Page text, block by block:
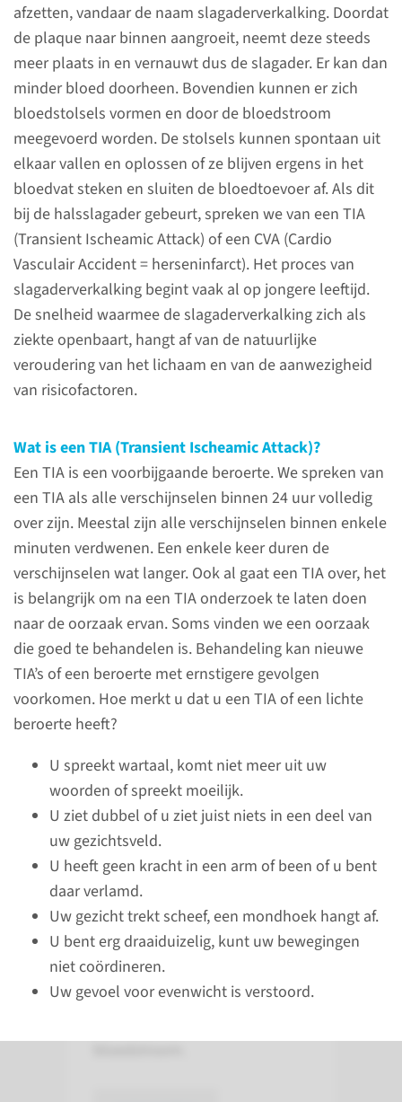
afzetten, vandaar de naam slagaderverkalking. Doordat
de plaque naar binnen aangroeit, neemt deze steeds
meer plaats in en vernauwt dus de slagader. Er kan dan
minder bloed doorheen. Bovendien kunnen er zich
bloedstolsels vormen en door de bloedstroom
meegevoerd worden. De stolsels kunnen spontaan uit
elkaar vallen en oplossen of ze blijven ergens in het
bloedvat steken en sluiten de bloedtoevoer af. Als dit
bij de halsslagader gebeurt, spreken we van een TIA
(Transient Ischeamic Attack) of een CVA (Cardio
Vasculair Accident = herseninfarct). Het proces van
slagaderverkalking begint vaak al op jongere leeftijd.
De snelheid waarmee de slagaderverkalking zich als
ziekte openbaart, hangt af van de natuurlijke
veroudering van het lichaam en van de aanwezigheid
van risicofactoren.
Wat is een TIA (Transient Ischeamic Attack)?
Een TIA is een voorbijgaande beroerte. We spreken van
een TIA als alle verschijnselen binnen 24 uur volledig
over zijn. Meestal zijn alle verschijnselen binnen enkele
minuten verdwenen. Een enkele keer duren de
verschijnselen wat langer. Ook al gaat een TIA over, het
is belangrijk om na een TIA onderzoek te laten doen
naar de oorzaak ervan. Soms vinden we een oorzaak
die goed te behandelen is. Behandeling kan nieuwe
TIA’s of een beroerte met ernstigere gevolgen
voorkomen. Hoe merkt u dat u een TIA of een lichte
beroerte heeft?
U spreekt wartaal, komt niet meer uit uw
woorden of spreekt moeilijk.
U ziet dubbel of u ziet juist niets in een deel van
uw gezichtsveld.
U heeft geen kracht in een arm of been of u bent
daar verlamd.
Uw gezicht trekt scheef, een mondhoek hangt af.
U bent erg draaiduizelig, kunt uw bewegingen
niet coördineren.
Uw gevoel voor evenwicht is verstoord.
024-361 38 08
Polikliniek
Vaatchirurgie
U bent verwezen naar de
polikliniek Heelkunde van het
Radboudumc. Het is prettig
wanneer u iemand meeneemt
tijdens het polikliniek bezoek.
U krijgt vaak veel informatie.
lees meer
Risicofactoren
De kans op een aandoening
van de slagaders is groter
wanneer bij iemand
risicofactoren voor
slagaderverkalking aanwezig
zijn.
lees meer
Onderzoek
Duplex-onderzoek
Bij een duplex-onderzoek
wordt de kwaliteit van de wand
van het bloedvat bekeken en
wordt via de doppler geluisterd